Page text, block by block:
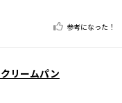
参考になった！
リームパン